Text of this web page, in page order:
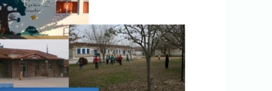
'Ολα τα έγγραφα προς τις
δημόσιες υπηρεσίες πρέπει
να είναι ψηφιακά
υπογεγραμμένα.
Ξεκινήστε εδώ.
Διαβάστε την αντίστοιχη
νομοθεσίαεδώ